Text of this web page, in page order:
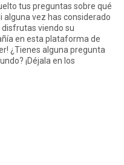
tus preguntas sobre qué
alguna vez has considerado
viendo su
en esta plataforma de
¿Tienes alguna pregunta
¡Déjala en los